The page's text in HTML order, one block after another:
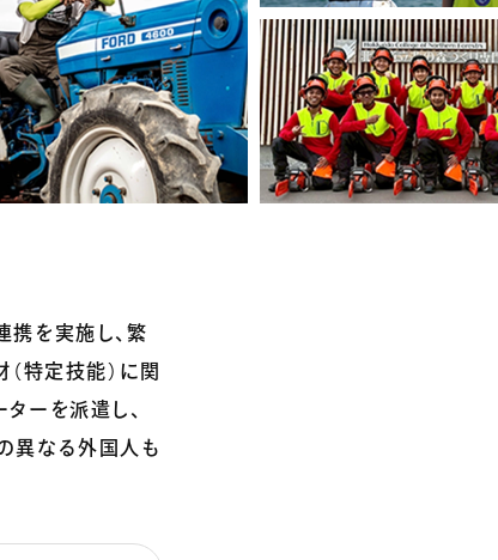
を実施し、繁
特定技能）に関
ーを派遣し、
異なる外国人も